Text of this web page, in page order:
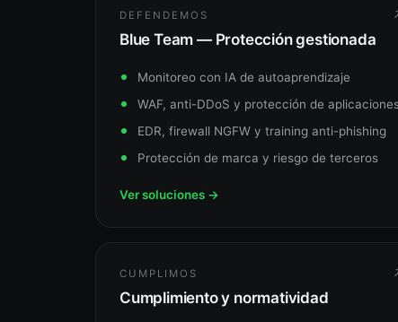
DEFENDEMOS
Blue Team — Protección gestionada
Monitoreo con IA de autoaprendizaje
WAF, anti-DDoS y protección de
EDR, firewall NGFW y training anti-phishing
Protección de marca y riesgo de terceros
Ver soluciones →
CUMPLIMOS
Cumplimiento y normatividad